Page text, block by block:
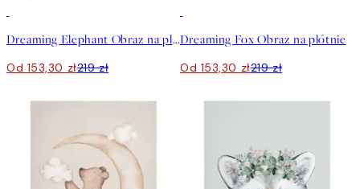
Dreaming Elephant Obraz na płótnie
Od 153,30 zł219 zł
Dreaming Fox Obraz na płótnie
Od 153,30 zł219 zł